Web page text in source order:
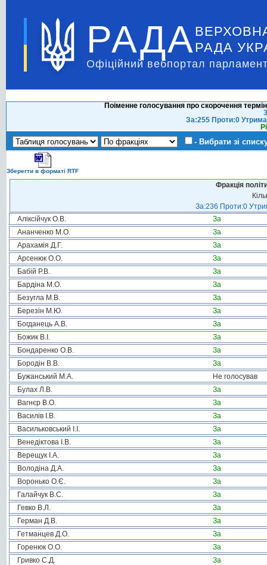
РАДА РАДА
Офіційний вебпортал
Поіменне голосування про скорочення
За:255 Проти:0
- Вибрати зі
Зберегти в форматі RTF
Фракція
За:236 Проти:0
Аліксійчук О.В.
За
Ананченко М.О.
За
Арахамія Д.Г.
За
Арсенюк О.О.
За
Бабій Р.В.
За
Бардіна М.О.
За
Безугла М.В.
За
Березін М.Ю.
За
Богданець А.В.
За
Божик В.І.
За
Бондаренко О.В.
За
Бородін В.В.
За
Бужанський М.А.
Не голосував
Булах Л.В.
За
Вагнєр В.О.
За
Василів І.В.
За
Васильковський І.І.
За
Венедіктова І.В.
За
Верещук І.А.
За
Володіна Д.А.
За
Воронько О.Є.
За
Галайчук В.С.
За
Гевко В.Л.
За
Герман Д.В.
За
Гетманцев Д.О.
За
Горенюк О.О.
За
Гривко С.Д.
За